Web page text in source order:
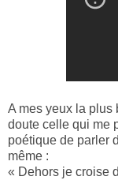
A mes yeux la plus
doute celle qui me
poétique de parler
même :
« Dehors je croise